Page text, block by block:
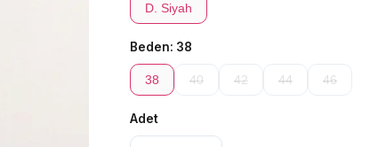
D. Siyah
Beden: 38
38 40 42 44 46
Adet